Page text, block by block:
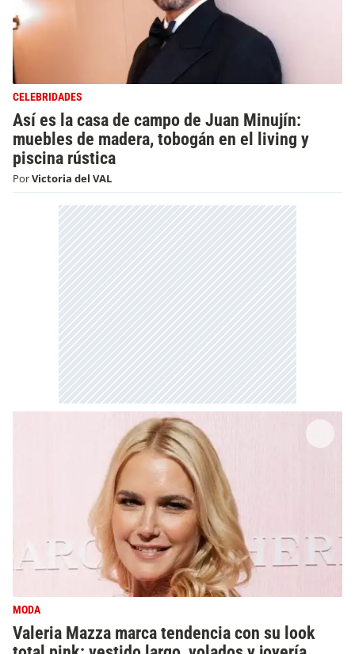
CELEBRIDADES
Así es la casa de campo de Juan Minujín:
muebles de madera, tobogán en el living y
piscina rústica
PorVictoria del VAL
MODA
Valeria Mazza marca tendencia con su look